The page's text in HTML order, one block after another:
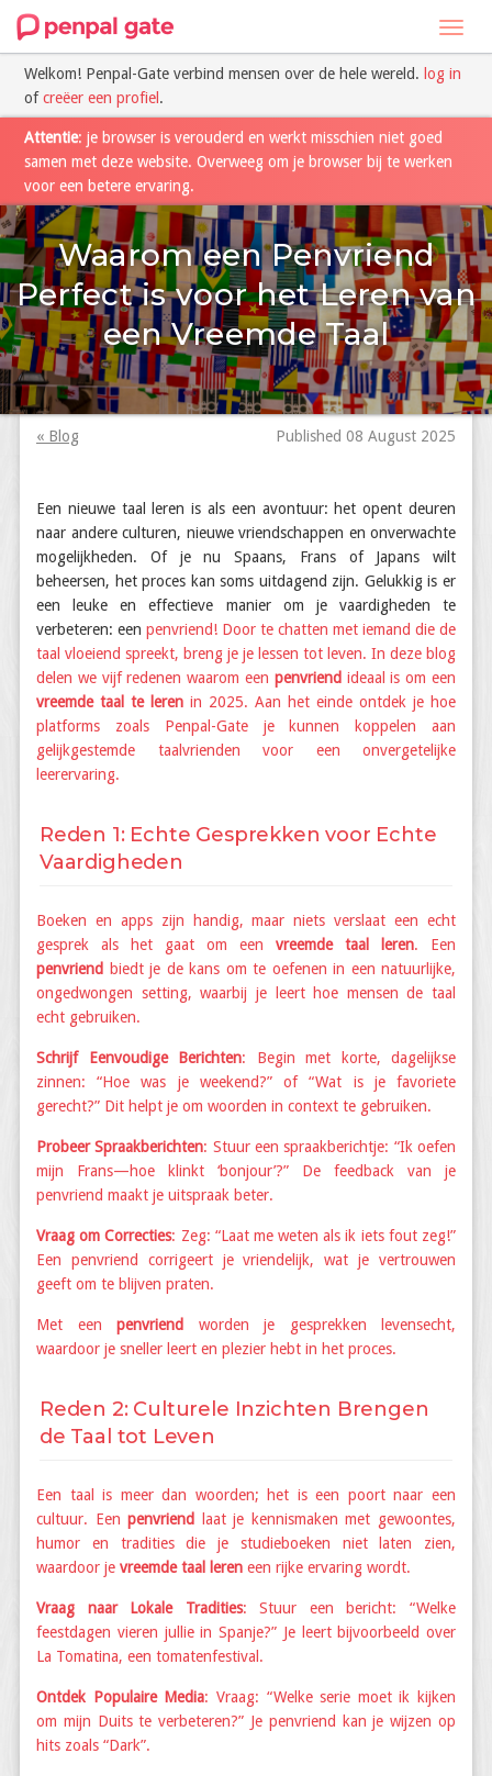
Welkom! Penpal-Gate verbind mensen over de hele wereld. log in
ofcreëer een profiel .
Attentie: je browser is verouderd en werkt misschien niet goed
samen met deze website. Overweeg om je browser bij te werken
voor een betere ervaring.
Waarom een Penvriend
Perfect is voor het Leren van
een Vreemde Taal
« Blog Published 08 August 2025
Een nieuwe taal leren is als een avontuur: het opent deuren
naar andere culturen, nieuwe vriendschappen en onverwachte
mogelijkheden. Of je nu Spaans, Frans of Japans wilt
beheersen, het proces kan soms uitdagend zijn. Gelukkig is er
een leuke en effectieve manier om je vaardigheden te
verbeteren: een penvriend! Door te chatten met iemand die de
taal vloeiend spreekt, breng je je lessen tot leven. In deze blog
delen we vijf redenen waarom een penvriend ideaal is om een
vreemde taal te leren in 2025. Aan het einde ontdek je hoe
platforms zoals Penpal-Gate je kunnen koppelen aan
gelijkgestemde taalvrienden voor een onvergetelijke
leerervaring.
Reden 1: Echte Gesprekken voor Echte
Vaardigheden
Boeken en apps zijn handig, maar niets verslaat een echt
gesprek als het gaat om een vreemde taal leren. Een
penvriend
biedt je de kans om te oefenen in een natuurlijke,
ongedwongen setting, waarbij je leert hoe mensen de taal
echt gebruiken.
Schrijf Eenvoudige Berichten: Begin met korte, dagelijkse
zinnen: “Hoe was je weekend?” of “Wat is je favoriete
gerecht?” Dit helpt je om woorden in context te gebruiken.
Probeer Spraakberichten: Stuur een spraakberichtje: “Ik oefen
mijn Frans—hoe klinkt ‘bonjour’?” De feedback van je
penvriend maakt je uitspraak beter.
Vraag om Correcties: Zeg: “Laat me weten als ik iets fout zeg!”
Een penvriend corrigeert je vriendelijk, wat je vertrouwen
geeft om te blijven praten.
Met een penvriend
worden je gesprekken levensecht,
waardoor je sneller leert en plezier hebt in het proces.
Reden 2: Culturele Inzichten Brengen
de Taal tot Leven
Een taal is meer dan woorden; het is een poort naar een
cultuur. Eenpenvriend
laat je kennismaken met gewoontes,
humor en tradities die je studieboeken niet laten zien,
waardoor je vreemde taal leren een rijke ervaring wordt.
Vraag naar Lokale Tradities: Stuur een bericht: “Welke
feestdagen vieren jullie in Spanje?” Je leert bijvoorbeeld over
La Tomatina, een tomatenfestival.
Ontdek Populaire Media: Vraag: “Welke serie moet ik kijken
om mijn Duits te verbeteren?” Je penvriend kan je wijzen op
hits zoals “Dark”.